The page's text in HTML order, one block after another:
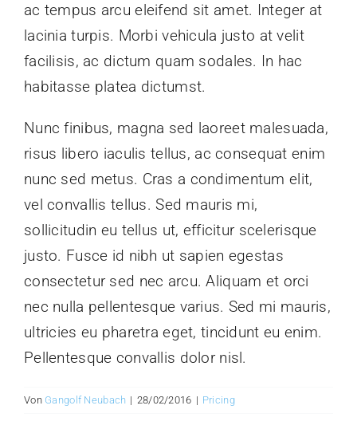
ac tempus arcu eleifend sit amet. Integer at
lacinia turpis. Morbi vehicula justo at velit
facilisis, ac dictum quam sodales. In hac
habitasse platea dictumst.
Nunc finibus, magna sed laoreet malesuada,
risus libero iaculis tellus, ac consequat enim
nunc sed metus. Cras a condimentum elit,
vel convallis tellus. Sed mauris mi,
sollicitudin eu tellus ut, efficitur scelerisque
justo. Fusce id nibh ut sapien egestas
consectetur sed nec arcu. Aliquam et orci
nec nulla pellentesque varius. Sed mi mauris,
ultricies eu pharetra eget, tincidunt eu enim.
Pellentesque convallis dolor nisl.
Von Gangolf Neubach | 28/02/2016 | Pricing